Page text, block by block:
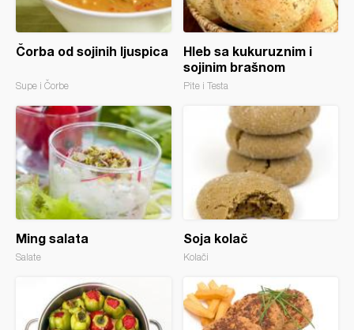
Čorba od sojinih ljuspica
Supe i Čorbe
Hleb sa kukuruznim i
sojinim brašnom
Pite i Testa
Ming salata
Salate
Soja kolač
Kolači